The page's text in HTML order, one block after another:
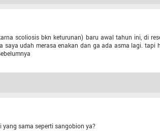
scoliosis bkn keturunan) baru awal tahun ini, di
udah merasa enakan dan ga ada asma lagi. tapi
sama seperti sangobion ya?